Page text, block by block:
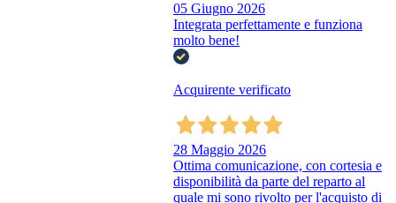
05 Giugno 2026
Integrata perfettamente e funziona
molto bene!
Acquirente verificato
28 Maggio 2026
Ottima comunicazione, con cortesia e
disponibilità da parte del reparto al
quale mi sono rivolto per l'acquisto di